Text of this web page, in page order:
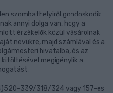
szombathelyiről gondoskodik
annyi dolga van, hogy a
érzékelők közül vásárolnak
nevükre, majd számlával és a
hivatalba, és az
megigénylik a
339/318/324 vagy 157-es